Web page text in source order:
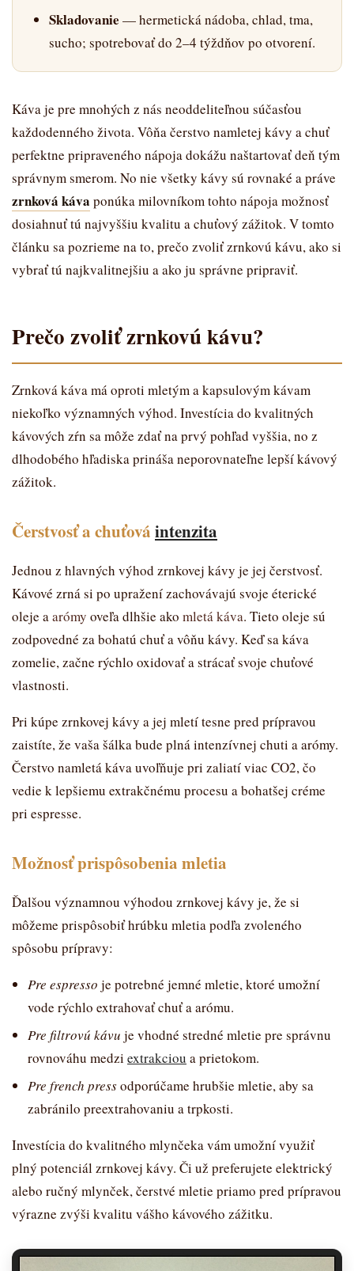
Skladovanie — hermetická nádoba, chlad, tma,
sucho; spotrebovať do 2–4 týždňov po otvorení.
Káva je pre mnohých z nás neoddeliteľnou súčasťou
každodenného života. Vôňa čerstvo namletej kávy a chuť
perfektne pripraveného nápoja dokážu naštartovať deň tým
správnym smerom. No nie všetky kávy sú rovnaké a práve
zrnková káva ponúka milovníkom tohto nápoja možnosť
dosiahnuť tú najvyššiu kvalitu a chuťový zážitok. V tomto
článku sa pozrieme na to, prečo zvoliť zrnkovú kávu, ako si
vybrať tú najkvalitnejšiu a ako ju správne pripraviť.
Prečo zvoliť zrnkovú kávu?
Zrnková káva má oproti mletým a kapsulovým kávam
niekoľko významných výhod. Investícia do kvalitných
kávových zŕn sa môže zdať na prvý pohľad vyššia, no z
dlhodobého hľadiska prináša neporovnateľne lepší kávový
zážitok.
Čerstvosť a chuťová intenzita
Jednou z hlavných výhod zrnkovej kávy je jej čerstvosť.
Kávové zrná si po upražení zachovávajú svoje éterické
oleje a arómy oveľa dlhšie ako mletá káva. Tieto oleje sú
zodpovedné za bohatú chuť a vôňu kávy. Keď sa káva
zomelie, začne rýchlo oxidovať a strácať svoje chuťové
vlastnosti.
Pri kúpe zrnkovej kávy a jej mletí tesne pred prípravou
zaistíte, že vaša šálka bude plná intenzívnej chuti a arómy.
Čerstvo namletá káva uvoľňuje pri zaliatí viac CO2, čo
vedie k lepšiemu extrakčnému procesu a bohatšej créme
pri espresse.
Možnosť prispôsobenia mletia
Ďalšou významnou výhodou zrnkovej kávy je, že si
môžeme prispôsobiť hrúbku mletia podľa zvoleného
spôsobu prípravy:
Pre espresso je potrebné jemné mletie, ktoré umožní
vode rýchlo extrahovať chuť a arómu.
Pre filtrovú kávu je vhodné stredné mletie pre správnu
rovnováhu medzi extrakciou a prietokom.
Pre french pressodporúčame hrubšie mletie, aby sa
zabránilo preextrahovaniu a trpkosti.
Investícia do kvalitného mlynčeka vám umožní využiť
plný potenciál zrnkovej kávy. Či už preferujete elektrický
alebo ručný mlynček, čerstvé mletie priamo pred prípravou
výrazne zvýši kvalitu vášho kávového zážitku.